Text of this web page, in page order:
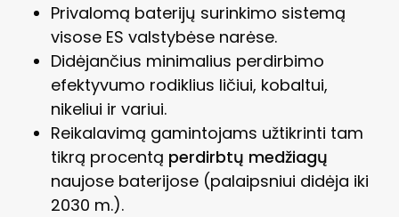
Privalomą baterijų surinkimo sistemą
visose ES valstybėse narėse.
Didėjančius minimalius perdirbimo
efektyvumo rodiklius ličiui, kobaltui,
nikeliui ir variui.
Reikalavimą gamintojams užtikrinti tam
tikrą procentą perdirbtų medžiagų
naujose baterijose (palaipsniui didėja iki
2030 m.).